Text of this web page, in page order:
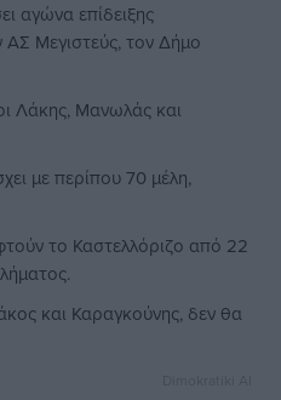
αγώνα επίδειξης
Μεγιστεύς, τον Δήμο
Λάκης, Μανωλάς και
με περίπου 70 μέλη,
το Καστελλόριζο από 22
και Καραγκούνης, δεν θα